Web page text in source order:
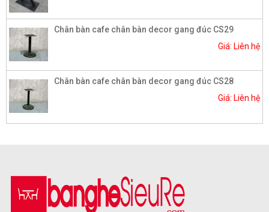
Chân bàn cafe chân bàn decor gang đúc CS29
Giá: Liên hệ
Chân bàn cafe chân bàn decor gang đúc CS28
Giá: Liên hệ